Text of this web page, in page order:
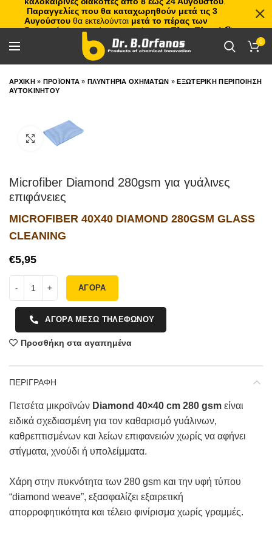
0
ΑΡΧΙΚΗ» ΠΡΟΪΟΝΤΑ »ΠΛΥΝΤΗΡΙΑ ΟΧΗΜΑΤΩΝ »ΕΞΩΤΕΡΙΚΗ ΠΕΡΙΠΟΙΗΣΗ
ΑΥΤΟΚΙΝΗΤΟΥ
Click to enlarge
Microfiber Diamond 280gsm για γυάλινες
επιφάνειες
MICROFIBER 40X40 DIAMOND 280GSM GLASS
CLEANING
€
ΑΓΟΡΑ
ΑΓΟΡΑ ΜΕΣΩ ΤΗΛΕΦΩΝΟΥ
Προσθήκη στα αγαπημένα
ΠΕΡΙΓΡΑΦΗ
Πετσέτα μικροϊνών Diamond 40×40 cm 280 gsm είναι
ειδικά σχεδιασμένη για τον καθαρισμό γυάλινων,
καθρεπτισμένων και λείων επιφανειών χωρίς να αφήνει
στίγματα, χνούδι ή υπολείμματα.
Χάρη στην πυκνότητα των 280 gsm και την υφή τύπου
“diamond weave”, εξασφαλίζει εξαιρετική
απορροφητικότητα και τέλειο φινίρισμα χωρίς γραμμές.
Παραγγελίες που θα καταχωρηθούν μετά τις 3
Αυγούστου θα εκτελούνται μετά το πέρας των
διακοπών, με σειρά προτεραιότητας.Πλιτς Πλατς!🏖️🌊